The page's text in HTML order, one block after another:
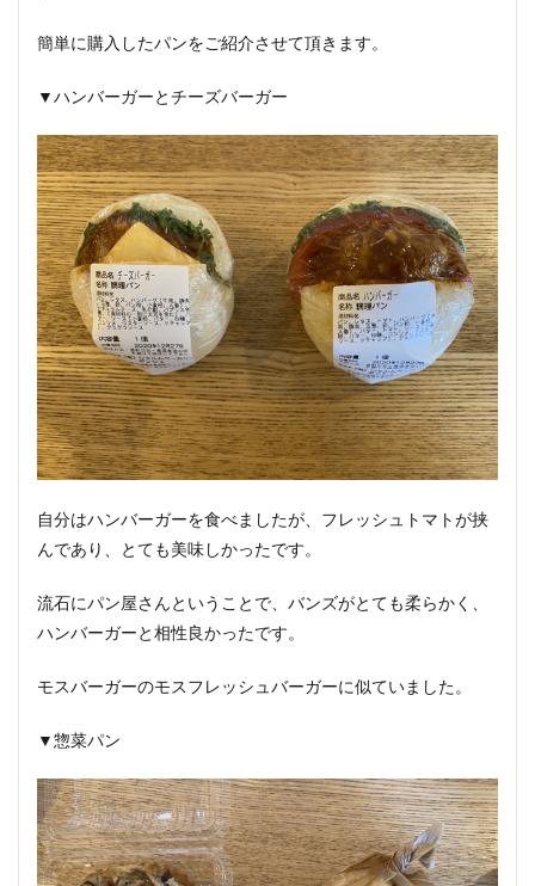
簡単に購入したパンをご紹介させて頂きます。
▼ハンバーガーとチーズバーガー
自分はハンバーガーを食べましたが、フレッシュトマトが挟
んであり、とても美味しかったです。
流石にパン屋さんということで、バンズがとても柔らかく、
ハンバーガーと相性良かったです。
モスバーガーのモスフレッシュバーガーに似ていました。
▼惣菜パン